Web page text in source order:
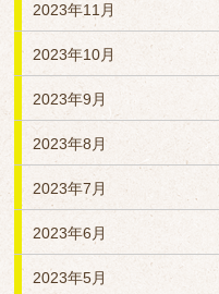
2023年11月
2023年10月
2023年9月
2023年8月
2023年7月
2023年6月
2023年5月